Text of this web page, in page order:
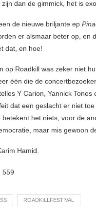
dan de gimmick, het is
de nieuwe briljante ep
er alsmaar beter op, en
dat, en hoe!
op Roadkill was zeker niet
één die de
Y Carion, Yannick
dat een geslacht er niet
betekent het niets, voor de
maar mis gewoon
Hamid.
559
ROADKILLFESTIVAL